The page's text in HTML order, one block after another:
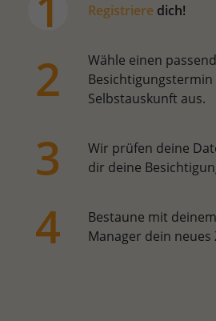
Registriere dich!
Wähle einen
Selbstauskunft aus.
Wir prüfen deine
dir deine
Bestaune mit
Manager dein neues